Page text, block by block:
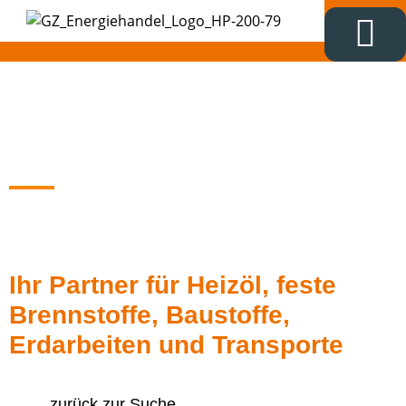
Ihr Partner für Heizöl, feste
Brennstoffe, Baustoffe,
Erdarbeiten und Transporte